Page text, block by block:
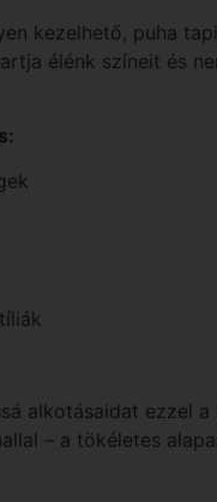
kezelhető, puha
élénk színeit és
alkotásaidat ezzel a
– a tökéletes